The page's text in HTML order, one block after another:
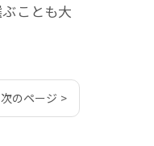
ことも大
次のページ >